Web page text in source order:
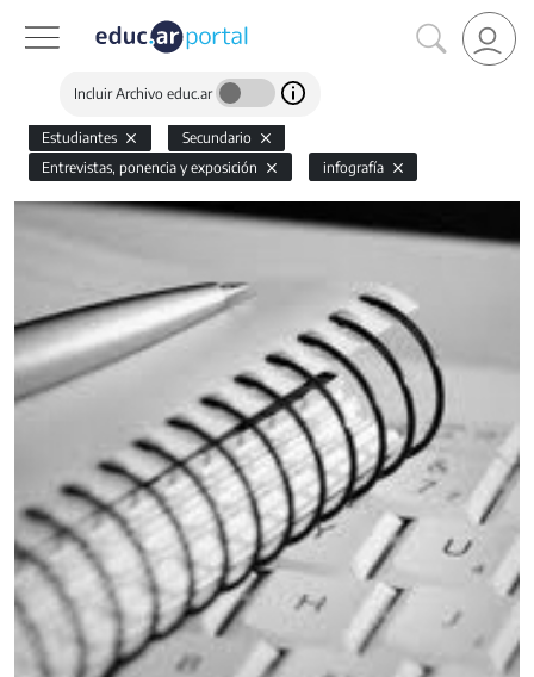
Incluir Archivo educ.ar
Estudiantes
Secundario
Entrevistas, ponencia y exposición
infografía